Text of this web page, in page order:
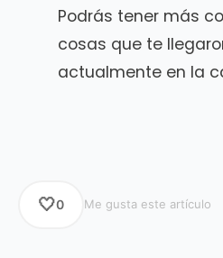
Podrás tener más
cosas que te
actualmente en la
🤍0 Me gusta este artículo